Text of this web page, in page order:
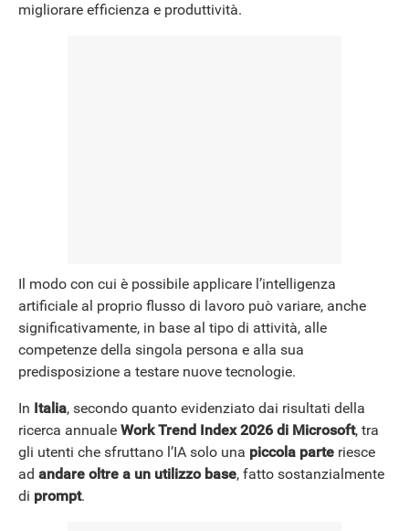
migliorare efficienza e produttività.
Il modo con cui è possibile applicare l’intelligenza
artificiale al proprio flusso di lavoro può variare, anche
significativamente, in base al tipo di attività, alle
competenze della singola persona e alla sua
predisposizione a testare nuove tecnologie.
In Italia, secondo quanto evidenziato dai risultati della
ricerca annuale Work Trend Index 2026 di Microsoft, tra
gli utenti che sfruttano l’IA solo una piccola parte riesce
ad andare oltre a un utilizzo base, fatto sostanzialmente
di prompt.